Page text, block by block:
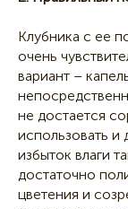
Клубника с ее
очень
вариант –
не достается
использовать
избыток влаги
достаточно
цветения и